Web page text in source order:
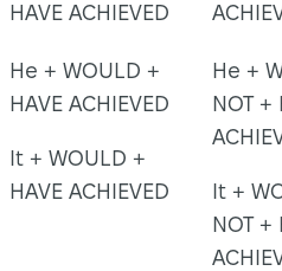
HAVE ACHIEVED
He + WOULD +
HAVE ACHIEVED
It + WOULD +
HAVE ACHIEVED
He +
NOT +
It +
NOT +